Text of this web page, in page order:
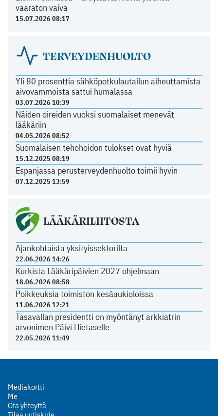
vaaraton vaiva
15.07.2026 08:17
TERVEYDENHUOLTO
Yli 80 prosenttia sähköpotkulautailun aiheuttamista
aivovammoista sattui humalassa
03.07.2026 10:39
Näiden oireiden vuoksi suomalaiset menevät
lääkäriin
04.05.2026 08:52
Suomalaisen tehohoidon tulokset ovat hyviä
15.12.2025 08:19
Espanjassa perusterveydenhuolto toimii hyvin
07.12.2025 13:59
LÄÄKÄRILIITOSTA
Ajankohtaista yksityissektorilta
22.06.2026 14:26
Kurkista Lääkäripäivien 2027 ohjelmaan
18.06.2026 08:58
Poikkeuksia toimiston kesäaukioloissa
11.06.2026 12:21
Tasavallan presidentti on myöntänyt arkkiatrin
arvonimen Päivi Hietaselle
22.05.2026 11:49
Mediakortti
Me
Ota yhteyttä